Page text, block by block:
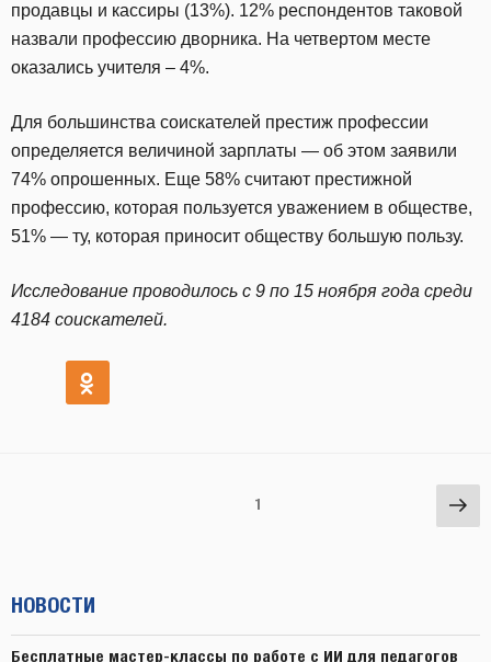
продавцы и кассиры (13%). 12% респондентов таковой
назвали профессию дворника. На четвертом месте
оказались учителя – 4%.
Для большинства соискателей престиж профессии
определяется величиной зарплаты — об этом заявили
74% опрошенных. Еще 58% считают престижной
профессию, которая пользуется уважением в обществе,
51% — ту, которая приносит обществу большую пользу.
Исследование проводилось с 9 по 15 ноября года среди
4184 соискателей.
1
НОВОСТИ
Бесплатные мастер-классы по работе с ИИ для педагогов